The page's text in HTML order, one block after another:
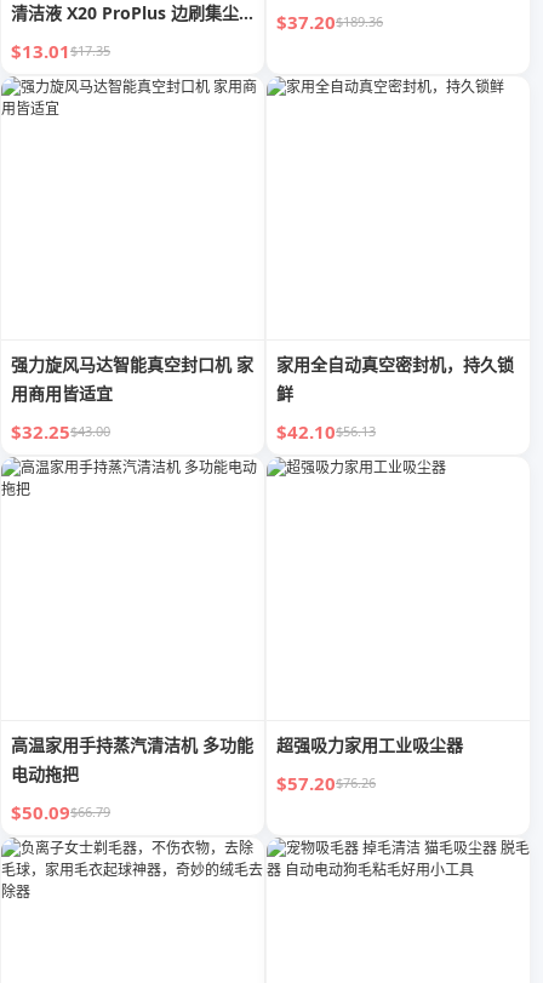
清洁液 X20 ProPlus 边刷集尘
袋 抹布
$13.01$17.35
$37.20$189.36
强力旋风马达智能真空封口机 家
用商用皆适宜
$32.25$43.00
家用全自动真空密封机，持久锁
鲜
$42.10$56.13
高温家用手持蒸汽清洁机 多功能
电动拖把
$50.09$66.79
超强吸力家用工业吸尘器
$57.20$76.26